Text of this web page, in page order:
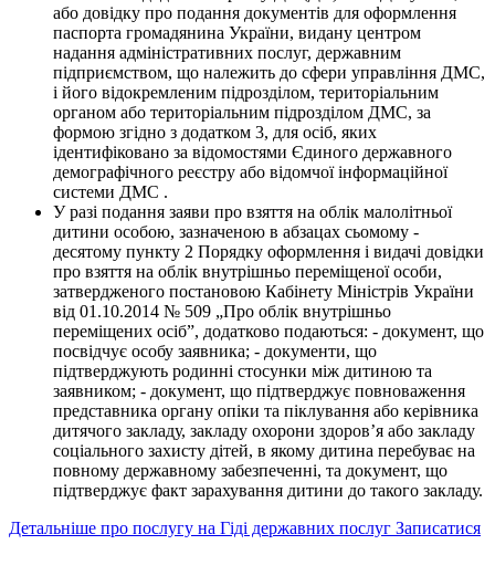
або довідку про подання документів для оформлення
паспорта громадянина України, видану центром
надання адміністративних послуг, державним
підприємством, що належить до сфери управління ДМС,
і його відокремленим підрозділом, територіальним
органом або територіальним підрозділом ДМС, за
формою згідно з додатком 3, для осіб, яких
ідентифіковано за відомостями Єдиного державного
демографічного реєстру або відомчої інформаційної
системи ДМС .
У разі подання заяви про взяття на облік малолітньої
дитини особою, зазначеною в абзацах сьомому -
десятому пункту 2 Порядку оформлення і видачі довідки
про взяття на облік внутрішньо переміщеної особи,
затвердженого постановою Кабінету Міністрів України
від 01.10.2014 № 509 „Про облік внутрішньо
переміщених осіб”, додатково подаються: - документ, що
посвідчує особу заявника; - документи, що
підтверджують родинні стосунки між дитиною та
заявником; - документ, що підтверджує повноваження
представника органу опіки та піклування або керівника
дитячого закладу, закладу охорони здоров’я або закладу
соціального захисту дітей, в якому дитина перебуває на
повному державному забезпеченні, та документ, що
підтверджує факт зарахування дитини до такого закладу.
Детальніше про послугу на Гіді державних послуг Записатися